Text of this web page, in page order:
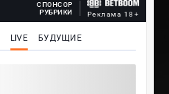
СПОНСОР
РУБРИКИ
Реклама 18+
LIVE БУДУЩИЕ